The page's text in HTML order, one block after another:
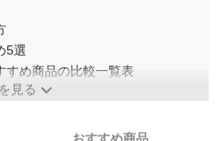
5選
すめ商品の比較一覧表
見る